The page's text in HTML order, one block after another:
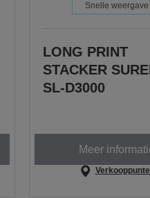
Snelle weergave
LONG PRINT
STACKER
SL-D3000
Meer